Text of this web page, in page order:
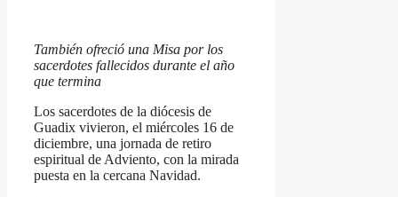
También ofreció una Misa por los
sacerdotes fallecidos durante el año
que termina
Los sacerdotes de la diócesis de
Guadix vivieron, el miércoles 16 de
diciembre, una jornada de retiro
espiritual de Adviento, con la mirada
puesta en la cercana Navidad.